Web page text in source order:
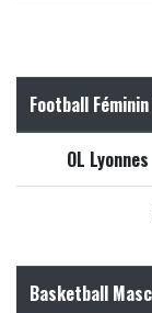
Football
OL Lyonnes
Basketball